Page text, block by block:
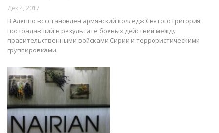
Дек 4, 2017
В Алеппо восстановлен армянский колледж Святого Григория,
пострадавший в результате боевых действий между
правительственными войсками Сирии и террористическими
группировками.